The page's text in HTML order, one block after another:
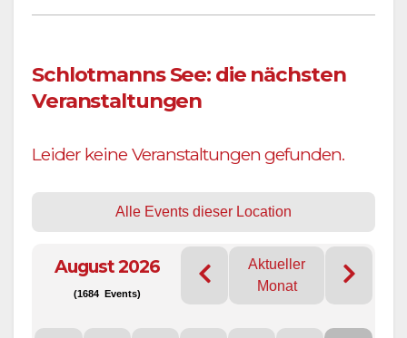
Schlotmanns See: die nächsten
Veranstaltungen
Leider keine Veranstaltungen gefunden.
Alle Events dieser Location
August 2026
(1684 Events)
Aktueller
Monat